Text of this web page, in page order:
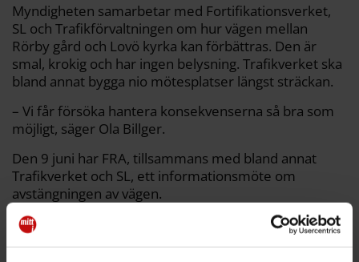
Myndigheten samarbetar med Fortifikationsverket,
SL och Trafikförvaltningen om hur vägen mellan
Rörby gård och Lovö kyrka kan förbättras. Den är
smal, krokig och har ingen belysning. Trafikverket ska
bland annat bygga nio mötesplatser längst sträckan.
– Vi får försöka hantera konsekvenserna så bra som
möjligt, säger Ola Billger.
Den 9 juni har FRA, tillsammans med bland annat
Trafikverket och SL, ett informationsmöte om
avstängningen av vägen.